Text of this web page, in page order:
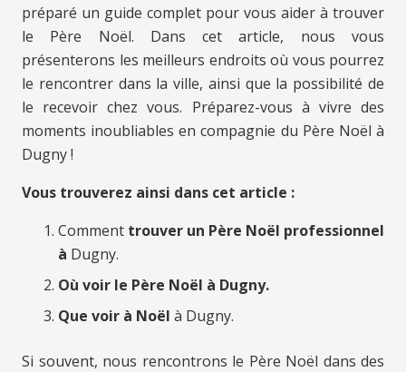
préparé un guide complet pour vous aider à trouver
le Père Noël. Dans cet article, nous vous
présenterons les meilleurs endroits où vous pourrez
le rencontrer dans la ville, ainsi que la possibilité de
le recevoir chez vous. Préparez-vous à vivre des
moments inoubliables en compagnie du Père Noël à
Dugny !
Vous trouverez ainsi dans cet article :
Comment trouver un Père Noël professionnel
à Dugny.
Où voir le Père Noël à Dugny.
Que voir à Noël à Dugny.
Si souvent, nous rencontrons le Père Noël dans des